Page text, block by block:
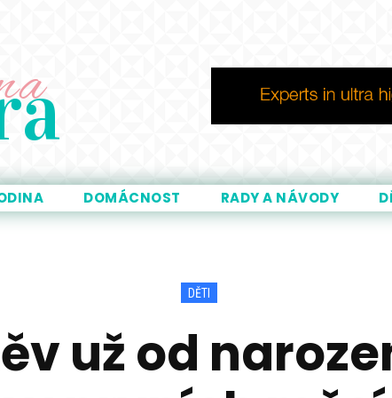
DOMÁCNOST RADY A NÁVODY
DĚTI
už od